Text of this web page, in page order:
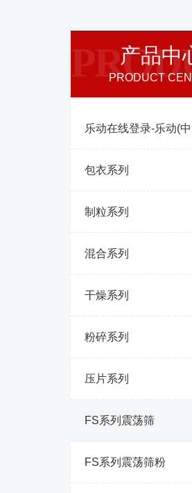
产品中
PRODUCT
乐动在线登录-乐动(
包衣系列
制粒系列
混合系列
干燥系列
粉碎系列
压片系列
FS系列震荡筛
FS系列震荡筛粉